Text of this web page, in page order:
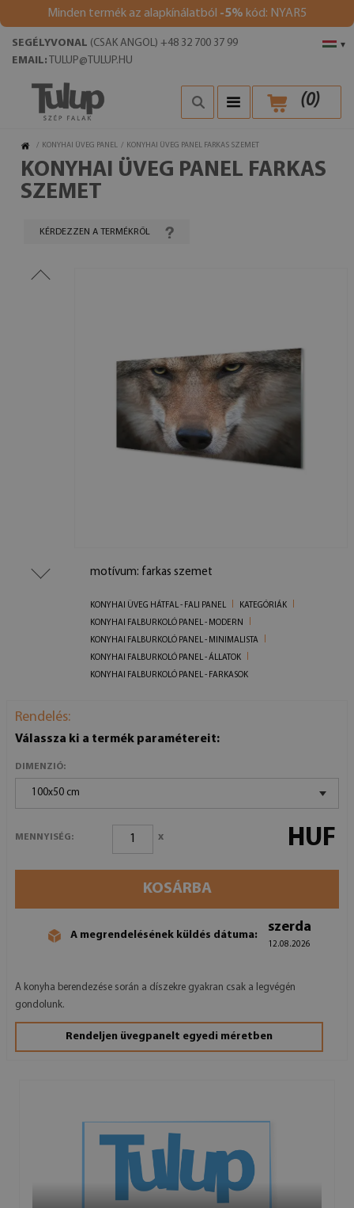
Minden termék az alapkínálatból -5% kód: NYAR5
▾
SEGÉLYVONAL (CSAK ANGOL) +48 32 700 37 99
EMAIL: TULUP@TULUP.HU
(0)
/ KONYHAI ÜVEG PANEL / KONYHAI ÜVEG PANEL FARKAS SZEMET
KONYHAI ÜVEG PANEL FARKAS
SZEMET
KÉRDEZZEN A TERMÉKRŐL
motívum: farkas szemet
KONYHAI ÜVEG HÁTFAL - FALI PANEL
KATEGÓRIÁK
KONYHAI FALBURKOLÓ PANEL - MODERN
KONYHAI FALBURKOLÓ PANEL - MINIMALISTA
KONYHAI FALBURKOLÓ PANEL - ÁLLATOK
KONYHAI FALBURKOLÓ PANEL - FARKASOK
Rendelés:
Válassza ki a termék paramétereit:
DIMENZIÓ:
100x50 cm
MENNYISÉG: x HUF
KOSÁRBA
A megrendelésének küldés dátuma:
szerda
12.08.2026
A konyha berendezése során a díszekre gyakran csak a legvégén
gondolunk.
Rendeljen üvegpanelt egyedi méretben